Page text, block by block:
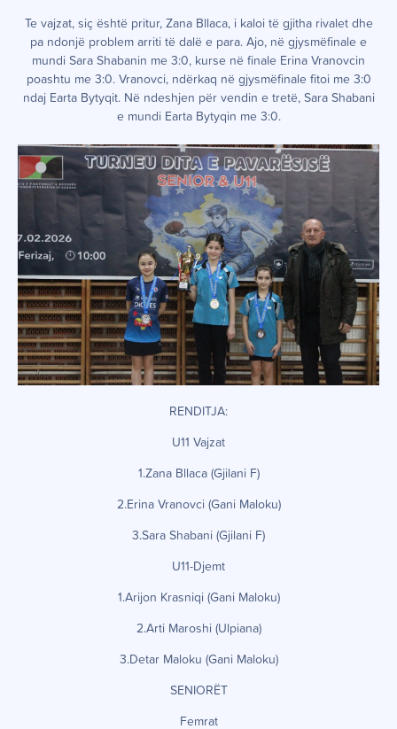
Te vajzat, siç është pritur, Zana Bllaca, i kaloi të gjitha rivalet dhe
pa ndonjë problem arriti të dalë e para. Ajo, në gjysmëfinale e
mundi Sara Shabanin me 3:0, kurse në finale Erina Vranovcin
poashtu me 3:0. Vranovci, ndërkaq në gjysmëfinale fitoi me 3:0
ndaj Earta Bytyqit. Në ndeshjen për vendin e tretë, Sara Shabani
e mundi Earta Bytyqin me 3:0.
RENDITJA:
U11 Vajzat
1.Zana Bllaca (Gjilani F)
2.Erina Vranovci (Gani Maloku)
3.Sara Shabani (Gjilani F)
U11-Djemt
1.Arijon Krasniqi (Gani Maloku)
2.Arti Maroshi (Ulpiana)
3.Detar Maloku (Gani Maloku)
SENIORËT
Femrat